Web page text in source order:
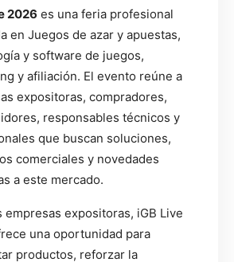
2026 es una feria profesional
en Juegos de azar y apuestas,
y software de juegos,
y afiliación. El evento reúne a
expositoras, compradores,
responsables técnicos y
que buscan soluciones,
comerciales y novedades
a este mercado.
empresas expositoras, iGB Live
una oportunidad para
productos, reforzar la